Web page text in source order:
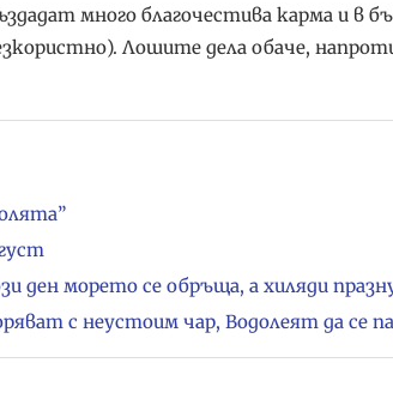
много благочестива карма и в
Лошите дела обаче,
ден морето се обръща, а хиляди
с неустоим чар, Водолеят да се